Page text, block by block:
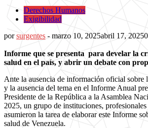
Derechos Humanos
Exigibilidad
porsurgentes - marzo 10, 2025abril 17, 20250
Informe que se presenta para develar la
salud en el país, y abrir un debate con
Ante la ausencia de información oficial sobre
y la ausencia del tema en el Informe Anual
Presidente de la República a la Asamblea
2025, un grupo de instituciones,
asumieron la tarea de elaborar este Informe
salud de Venezuela.